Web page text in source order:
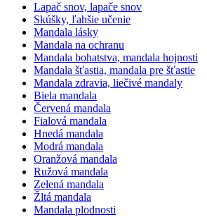
Lapač snov, lapače snov
Skúšky, ľahšie učenie
Mandala lásky
Mandala na ochranu
Mandala bohatstva, mandala hojnosti
Mandala šťastia, mandala pre šťastie
Mandala zdravia, liečivé mandaly
Biela mandala
Červená mandala
Fialová mandala
Hnedá mandala
Modrá mandala
Oranžová mandala
Ružová mandala
Zelená mandala
Žltá mandala
Mandala plodnosti